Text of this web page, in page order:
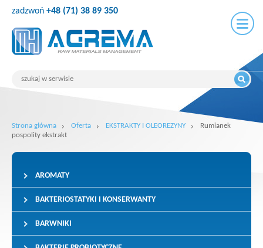
zadzwoń +48 (71) 38 89 350
Strona główna Oferta EKSTRAKTY I OLEOREZYNY
Rumianek
pospolity ekstrakt
AROMATY
BAKTERIOSTATYKI I KONSERWANTY
BARWNIKI